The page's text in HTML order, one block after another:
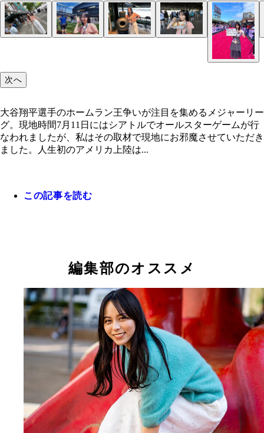
次へ
大谷翔平選手のホームラン王争いが注目を集めるメジャーリー
グ。現地時間7月11日にはシアトルでオールスターゲームが行
なわれましたが、私はその取材で現地にお邪魔させていただき
ました。人生初のアメリカ上陸は...
この記事を読む
編集部のオススメ